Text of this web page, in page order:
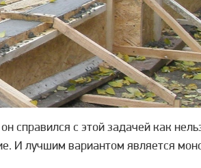
справился с этой задачей как
И лучшим вариантом является